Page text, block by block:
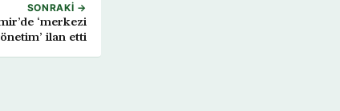
SONRAKI →
‘merkezi
ilan etti